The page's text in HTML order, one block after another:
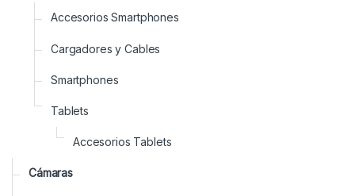
Accesorios Smartphones
Cargadores y Cables
Smartphones
Tablets
Accesorios Tablets
Cámaras